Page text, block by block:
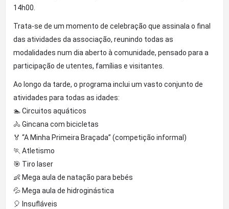
14h00.
Trata-se de um momento de celebração que assinala o final
das atividades da associação, reunindo todas as
modalidades num dia aberto à comunidade, pensado para a
participação de utentes, famílias e visitantes.
Ao longo da tarde, o programa inclui um vasto conjunto de
atividades para todas as idades:
🏊 Circuitos aquáticos
🚴 Gincana com bicicletas
🏅 “A Minha Primeira Braçada” (competição informal)
🏃 Atletismo
🎯 Tiro laser
👶 Mega aula de natação para bebés
💦 Mega aula de hidroginástica
🎈 Insufláveis